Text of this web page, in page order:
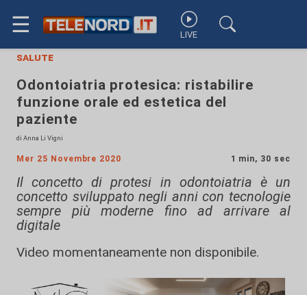
☰ LIVE
salute
Odontoiatria protesica: ristabilire
funzione orale ed estetica del
paziente
di Anna Li Vigni
Mer 25 Novembre 2020 1 min, 30 sec
Il concetto di protesi in odontoiatria è un
concetto sviluppato negli anni con tecnologie
sempre più moderne fino ad arrivare al
digitale
Video momentaneamente non disponibile.